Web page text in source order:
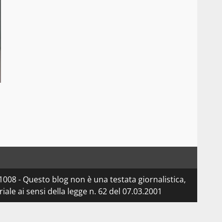
- Questo blog non è una testata giornalistica,
ai sensi della legge n. 62 del 07.03.2001